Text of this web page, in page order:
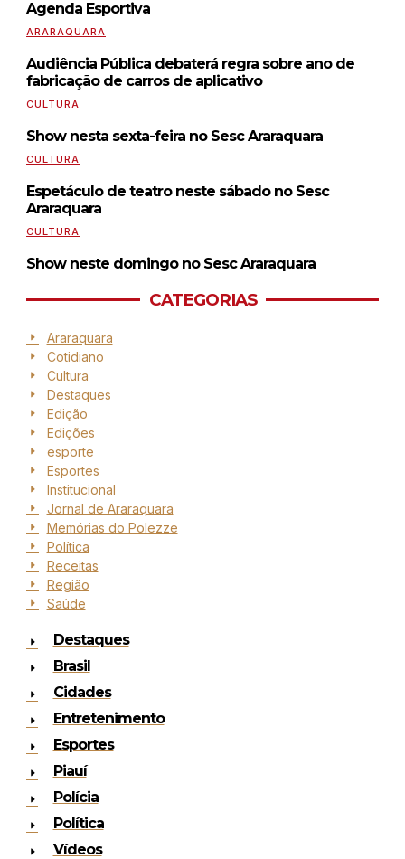
Agenda Esportiva
ARARAQUARA
Audiência Pública debaterá regra sobre ano de
fabricação de carros de aplicativo
CULTURA
Show nesta sexta-feira no Sesc Araraquara
CULTURA
Espetáculo de teatro neste sábado no Sesc
Araraquara
CULTURA
Show neste domingo no Sesc Araraquara
CATEGORIAS
Araraquara
Cotidiano
Cultura
Destaques
Edição
Edições
esporte
Esportes
Institucional
Jornal de Araraquara
Memórias do Polezze
Política
Receitas
Região
Saúde
Destaques
Brasil
Cidades
Entretenimento
Esportes
Piauí
Polícia
Política
Vídeos